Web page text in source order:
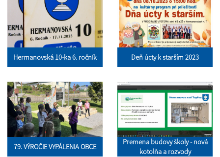
Hermanovská 10-ka 6. ročník Deň úcty k starším 2023
79. VÝROČIE VYPÁLENIA OBCE
Premena budovy školy - nová
kotolňa a rozvody